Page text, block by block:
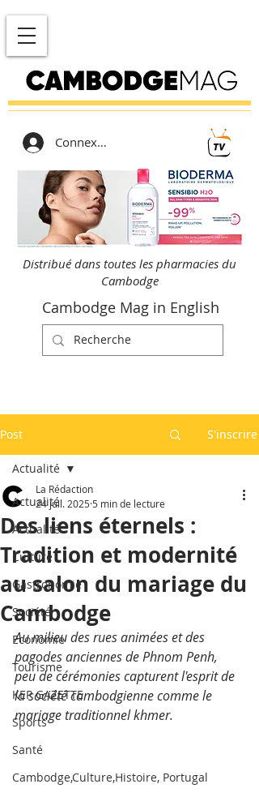
Connexion
Distribué dans toutes les pharmacies du
Cambodge
Cambodge Mag in English
Post S'inscrire
Actualité
Actualité
Culture
Gastronomie
Société
Economie
Tourisme
KEP GAZETTE
Sports
Santé
Cambodge,Culture,Histoire, Portugal
Actualité
Des liens éternels :
Tradition et modernité
au salon du mariage du
Cambodge
La Rédaction
24 juil. 2025 5 min de lecture
Au milieu des rues animées et des
pagodes anciennes de Phnom Penh,
peu de cérémonies capturent l'esprit de
la société cambodgienne comme le
mariage traditionnel khmer.